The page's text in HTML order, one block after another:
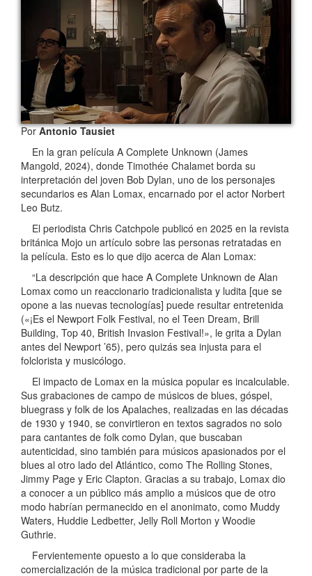
PorAntonio Tausiet
En la gran película A Complete Unknown (James
Mangold, 2024), donde Timothée Chalamet borda su
interpretación del joven Bob Dylan, uno de los personajes
secundarios es Alan Lomax, encarnado por el actor Norbert
Leo Butz.
El periodista Chris Catchpole publicó en 2025 en la revista
británica Mojo un artículo sobre las personas retratadas en
la película. Esto es lo que dijo acerca de Alan Lomax:
“La descripción que hace A Complete Unknown de Alan
Lomax como un reaccionario tradicionalista y ludita [que se
opone a las nuevas tecnologías] puede resultar entretenida
(«¡Es el Newport Folk Festival, no el Teen Dream, Brill
Building, Top 40, British Invasion Festival!», le grita a Dylan
antes del Newport ’65), pero quizás sea injusta para el
folclorista y musicólogo.
El impacto de Lomax en la música popular es incalculable.
Sus grabaciones de campo de músicos de blues, góspel,
bluegrass y folk de los Apalaches, realizadas en las décadas
de 1930 y 1940, se convirtieron en textos sagrados no solo
para cantantes de folk como Dylan, que buscaban
autenticidad, sino también para músicos apasionados por el
blues al otro lado del Atlántico, como The Rolling Stones,
Jimmy Page y Eric Clapton. Gracias a su trabajo, Lomax dio
a conocer a un público más amplio a músicos que de otro
modo habrían permanecido en el anonimato, como Muddy
Waters, Huddie Ledbetter, Jelly Roll Morton y Woodie
Guthrie.
Fervientemente opuesto a lo que consideraba la
comercialización de la música tradicional por parte de la